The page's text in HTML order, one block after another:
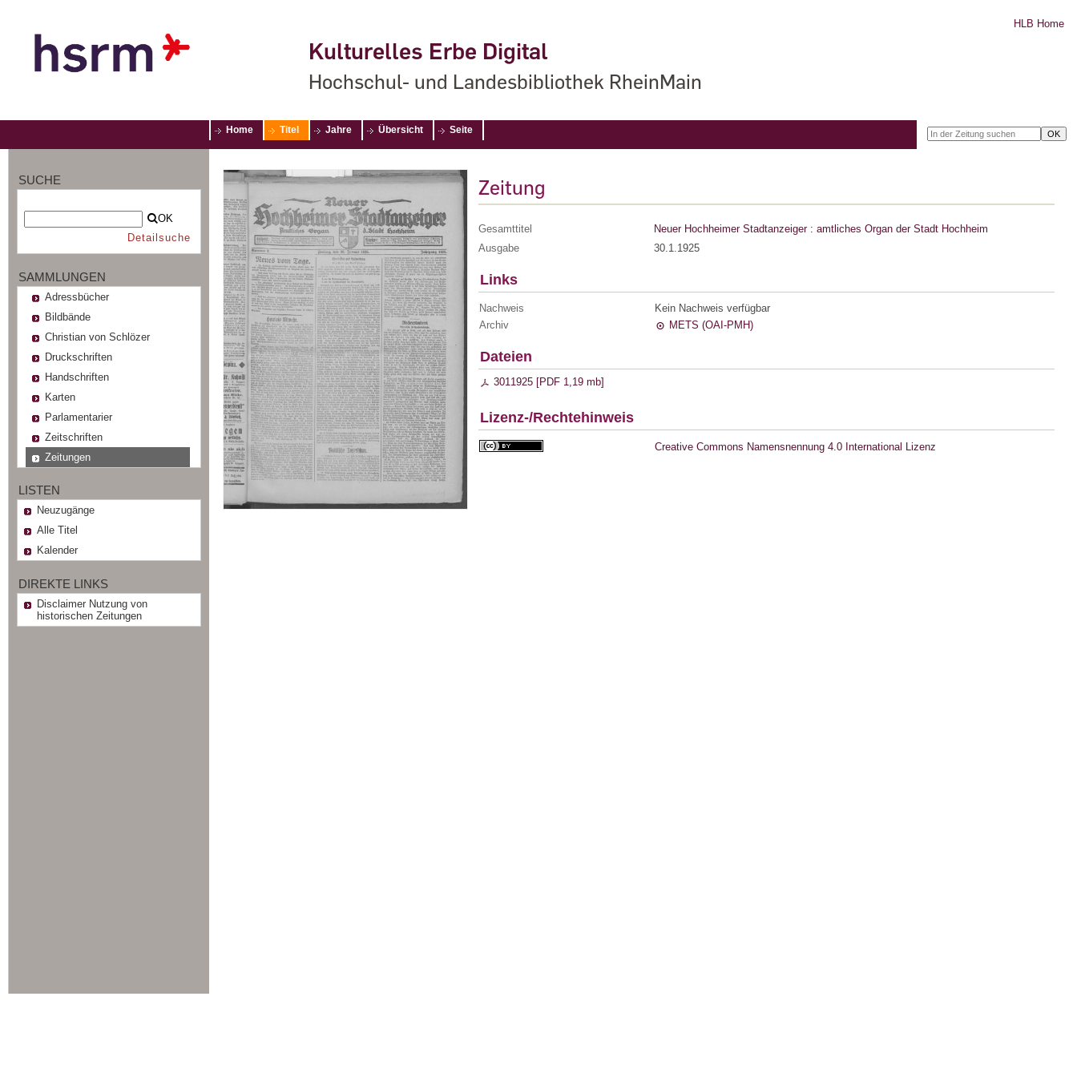
Kulturelles Erbe Digital
Hochschul- und Landesbibliothek RheinMain
HLB Home
Home Titel Jahre Übersicht Seite
SUCHE
OK
Detailsuche
SAMMLUNGEN
Adressbücher
Bildbände
Christian von Schlözer
Druckschriften
Handschriften
Karten
Parlamentarier
Zeitschriften
Zeitungen
LISTEN
Neuzugänge
Alle Titel
Kalender
DIREKTE LINKS
Disclaimer Nutzung von
historischen Zeitungen
Zeitung
Gesamttitel
Neuer Hochheimer Stadtanzeiger : amtliches Organ der Stadt Hochheim
Ausgabe
30.1.1925
Links
Nachweis
Kein Nachweis verfügbar
Archiv
METS (OAI-PMH)
Dateien
3011925 [PDF 1,19 mb]
Lizenz-/Rechtehinweis
Creative Commons Namensnennung 4.0 International Lizenz